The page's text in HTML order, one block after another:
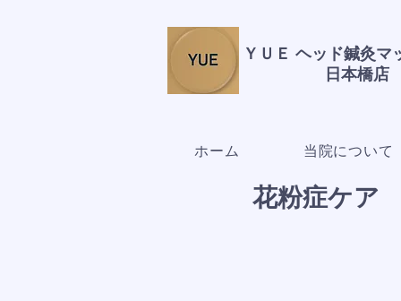
ＹＵＥ ヘッド鍼灸
日本橋店
ホーム 当院について
花粉症ケア